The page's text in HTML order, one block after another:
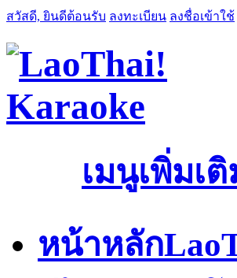
สวัสดี, ยินดีต้อนรับ ลงทะเบียน ลงชื่อเข้าใช้
เมนูเพิ่มเติ
หน้าหลัก